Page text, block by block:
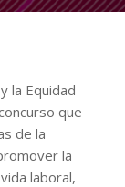
la Equidad
que
de la
la
laboral,